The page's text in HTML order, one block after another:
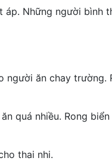
Những người bình
ăn chay trường.
quá nhiều. Rong
thai nhi.